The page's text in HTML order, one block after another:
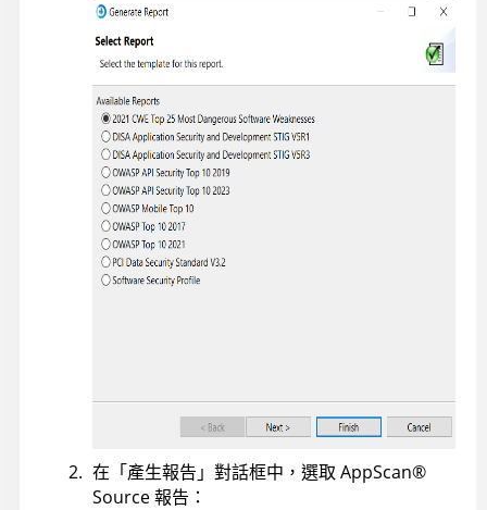
在「產生報告」對話框中，選取 AppScan®
Source報告：